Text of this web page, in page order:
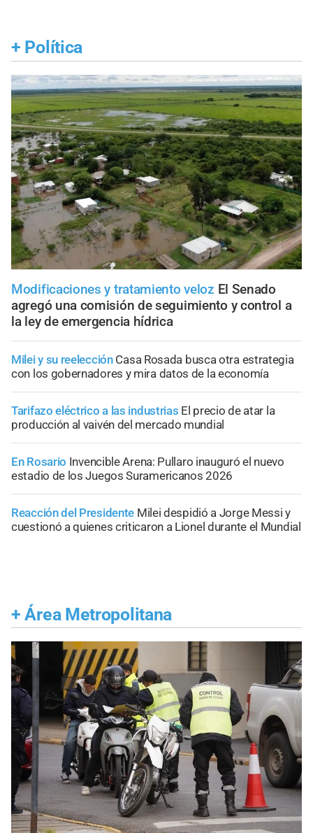
+ Política
Modificaciones y tratamiento veloz El Senado
agregó una comisión de seguimiento y control a
la ley de emergencia hídrica
Milei y su reelección Casa Rosada busca otra estrategia
con los gobernadores y mira datos de la economía
Tarifazo eléctrico a las industrias El precio de atar la
producción al vaivén del mercado mundial
En Rosario Invencible Arena: Pullaro inauguró el nuevo
estadio de los Juegos Suramericanos 2026
Reacción del Presidente Milei despidió a Jorge Messi y
cuestionó a quienes criticaron a Lionel durante el Mundial
+ Área Metropolitana